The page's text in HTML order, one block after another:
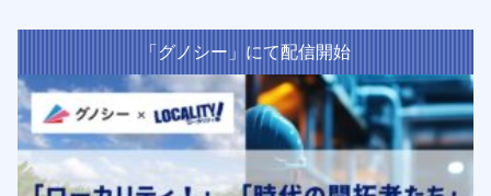
「グノシー」にて配信開始